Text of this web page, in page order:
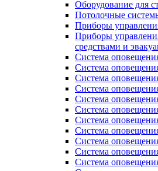
Оборудование для
Потолочные
Приборы
Приборы
средствами и
Система
Система
Система
Система
Система
Система
Система
Система
Система
Система
Система